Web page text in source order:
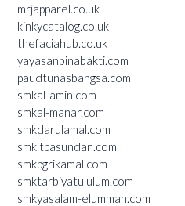
mrjapparel.co.uk
kinkycatalog.co.uk
thefaciahub.co.uk
yayasanbinabakti.com
paudtunasbangsa.com
smkal-amin.com
smkal-manar.com
smkdarulamal.com
smkitpasundan.com
smkpgrikamal.com
smktarbiyatululum.com
smkyasalam-elummah.com